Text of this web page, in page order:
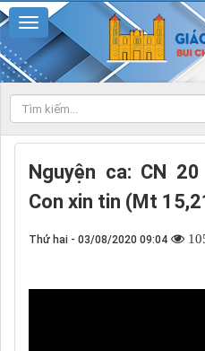
Nguyện ca: CN
Con xin tin (Mt
Thứ hai - 03/08/2020 09:04